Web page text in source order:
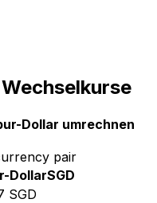
Dollar umrechnen
pair
DollarSGD
SGD